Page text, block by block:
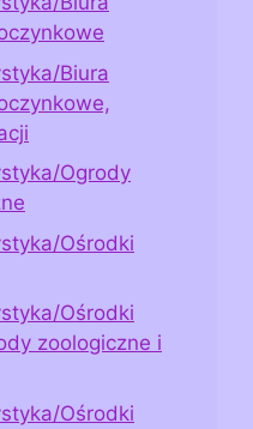
Biura
Ogrody
Ośrodki
Ośrodki
zoologiczne i
Ośrodki